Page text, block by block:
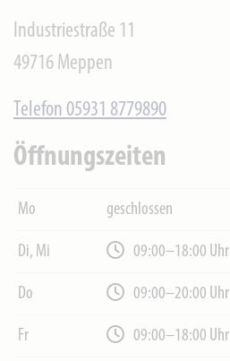
Industriestraße 11
49716 Meppen
Telefon 05931 8779890
Öffnungszeiten
Mo geschlossen
Di, Mi 09:00–18:00 Uhr
Do 09:00–20:00 Uhr
Fr 09:00–18:00 Uhr